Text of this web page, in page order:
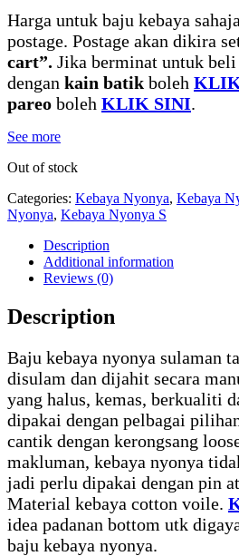
Harga untuk baju kebaya
postage. Postage akan dikira
cart”. Jika berminat untuk beli
dengan kain batik boleh
pareo boleh KLIK SINI.
See more
Out of stock
Categories: Kebaya Nyonya, Kebaya
Nyonya, Kebaya Nyonya S
Description
Additional information
Reviews (0)
Description
Baju kebaya nyonya sulaman
disulam dan dijahit secara
yang halus, kemas, berkualiti
dipakai dengan pelbagai
cantik dengan kerongsang
makluman, kebaya nyonya
jadi perlu dipakai dengan pin
Material kebaya cotton voile.
idea padanan bottom utk
baju kebaya nyonya.